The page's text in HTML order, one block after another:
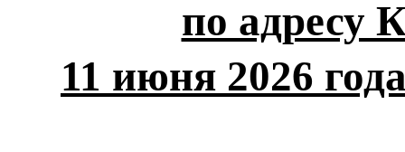
по адресу
11 июня 2026